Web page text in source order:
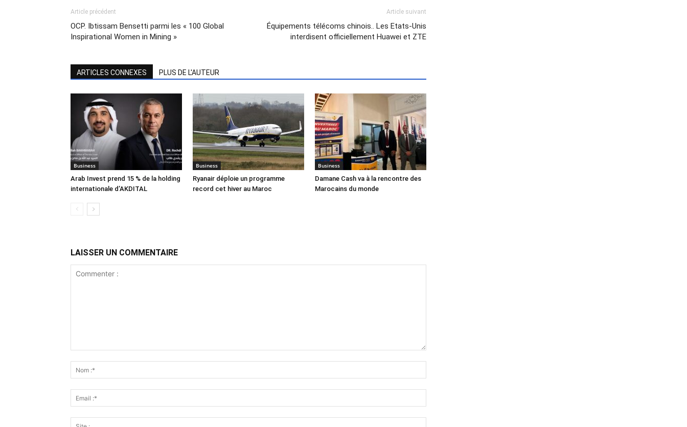
Article précédent
OCP. Ibtissam Bensetti parmi les « 100 Global
Inspirational Women in Mining »
Article suivant
Équipements télécoms chinois.. Les Etats-Unis
interdisent officiellement Huawei et ZTE
ARTICLES CONNEXES PLUS DE L'AUTEUR
Business
Arab Invest prend 15 % de la holding
internationale d’AKDITAL
Business
Ryanair déploie un programme
record cet hiver au Maroc
Business
Damane Cash va à la rencontre des
Marocains du monde
LAISSER UN COMMENTAIRE